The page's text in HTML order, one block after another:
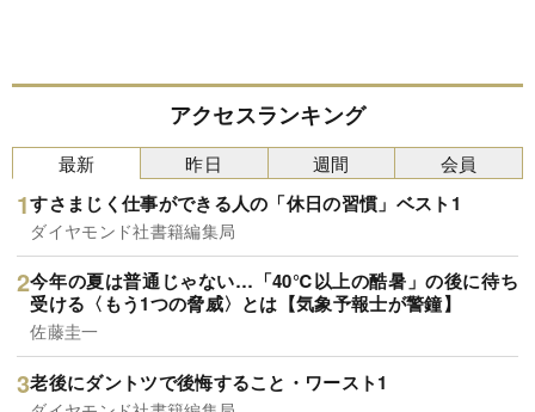
アクセスランキング
最新
すさまじく仕事ができる人の「休日の習慣」ベスト1
ダイヤモンド社書籍編集局
今年の夏は普通じゃない…「40℃以上の酷暑」の後に待ち
受ける〈もう1つの脅威〉とは【気象予報士が警鐘】
佐藤圭一
老後にダントツで後悔すること・ワースト1
昨日 週間 会員